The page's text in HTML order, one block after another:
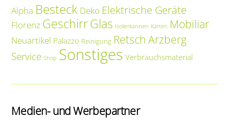
Alpha Besteck Deko Elektrische Geräte
Florenz GeschirrGlas Isolierkannen Karten Mobiliar
Neuartikel Palazzo Reinigung Retsch Arzberg
Service Shop Sonstiges Verbrauchsmaterial
Medien- und Werbepartner